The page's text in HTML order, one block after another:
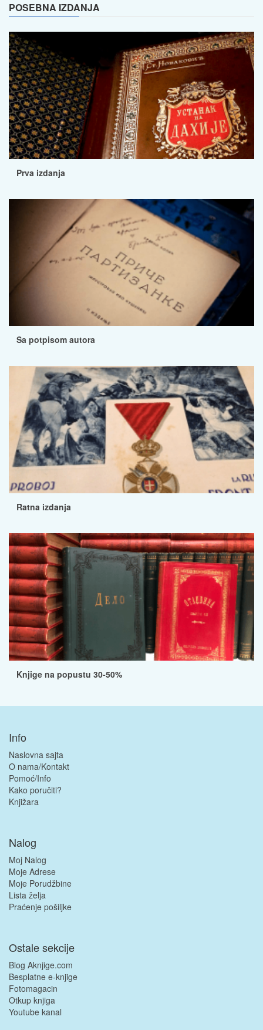
POSEBNA IZDANJA
Prva izdanja
Sa potpisom autora
Ratna izdanja
Knjige na popustu 30-50%
Info
Naslovna sajta
O nama/Kontakt
Pomoć/Info
Kako poručiti?
Knjižara
Nalog
Moj Nalog
Moje Adrese
Moje Porudžbine
Lista želja
Praćenje pošiljke
Ostale sekcije
Blog Aknjige.com
Besplatne e-knjige
Fotomagacin
Otkup knjiga
Youtube kanal